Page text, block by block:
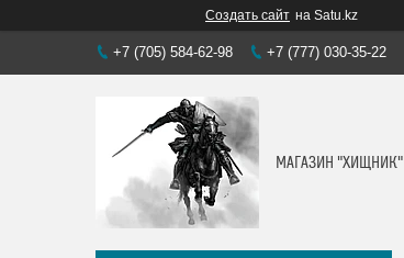
Создать сайт на Satu.kz
+7 (705) 584-62-98 +7 (777) 030-35-22
МАГАЗИН "ХИЩНИК"